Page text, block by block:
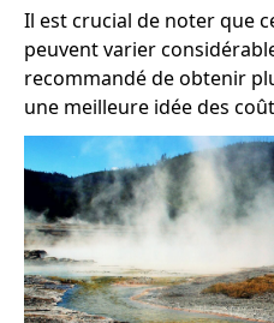
Il est crucial de noter que
peuvent varier
recommandé de obtenir
une meilleure idée des